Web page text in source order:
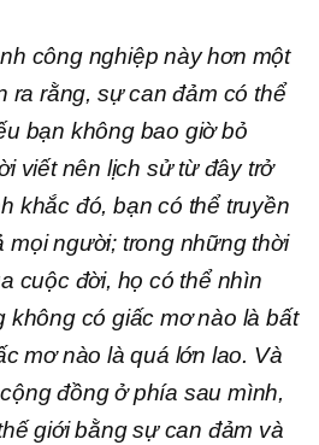
công nghiệp này hơn một
ra rằng, sự can đảm có thể
bạn không bao giờ bỏ
viết nên lịch sử từ đây trở
khắc đó, bạn có thể truyền
mọi người; trong những thời
cuộc đời, họ có thể nhìn
không có giấc mơ nào là bất
mơ nào là quá lớn lao. Và
đồng ở phía sau mình,
giới bằng sự can đảm và